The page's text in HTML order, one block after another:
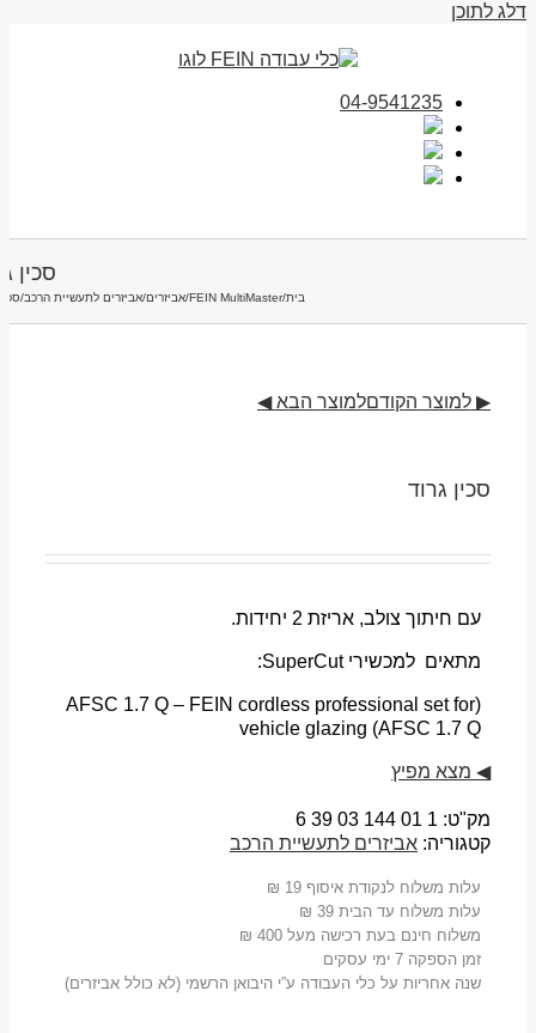
דלג לתוכן
04-9541235
סכין
בית/
FEIN MultiMaster
/אביזרים/אביזרים לתעשיית הרכב/
▶ למוצר הקודםלמוצר הבא ◀
סכין גרוד
עם חיתוך צולב, אריזת 2 יחידות.
מתאים למכשירי SuperCut:
(AFSC 1.7 Q – FEIN cordless professional set for
vehicle glazing (AFSC 1.7 Q
◀ מצא מפיץ
מק"ט: 1 01 03 144 6 39
קטגוריה: אביזרים לתעשיית הרכב
עלות משלוח לנקודת איסוף 19 ₪
עלות משלוח עד הבית 39 ₪
משלוח חינם בעת רכישה מעל 400 ₪
זמן הספקה 7 ימי עסקים
שנה אחריות על כלי העבודה ע”י היבואן הרשמי (לא כולל אביזרים)